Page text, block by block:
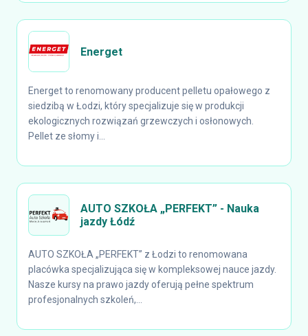
Energet
Energet to renomowany producent pelletu opałowego z
siedzibą w Łodzi, który specjalizuje się w produkcji
ekologicznych rozwiązań grzewczych i osłonowych.
Pellet ze słomy i...
AUTO SZKOŁA „PERFEKT” - Nauka
jazdy Łódź
AUTO SZKOŁA „PERFEKT” z Łodzi to renomowana
placówka specjalizująca się w kompleksowej nauce jazdy.
Nasze kursy na prawo jazdy oferują pełne spektrum
profesjonalnych szkoleń,...